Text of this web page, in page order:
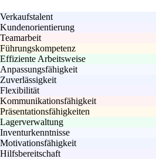
Verkaufstalent
Kundenorientierung
Teamarbeit
Führungskompetenz
Effiziente Arbeitsweise
Anpassungsfähigkeit
Zuverlässigkeit
Flexibilität
Kommunikationsfähigkeit
Präsentationsfähigkeiten
Lagerverwaltung
Inventurkenntnisse
Motivationsfähigkeit
Hilfsbereitschaft